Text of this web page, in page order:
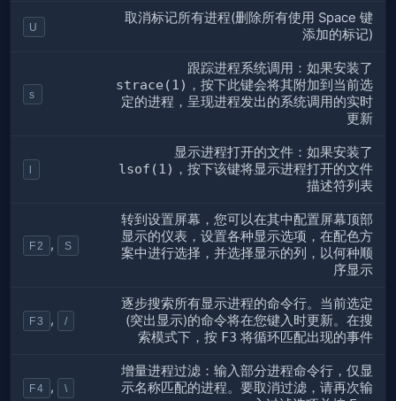
U
取消标记所有进程(删除所有使用 Space 键
添加的标记)
s
跟踪进程系统调用：如果安装了
strace(1) ，按下此键会将其附加到当前选
定的进程，呈现进程发出的系统调用的实时
更新
l
显示进程打开的文件：如果安装了
lsof(1) ，按下该键将显示进程打开的文件
描述符列表
F2 , S
转到设置屏幕，您可以在其中配置屏幕顶部
显示的仪表，设置各种显示选项，在配色方
案中进行选择，并选择显示的列，以何种顺
序显示
F3 , /
逐步搜索所有显示进程的命令行。当前选定
(突出显示)的命令将在您键入时更新。在搜
索模式下，按 F3 将循环匹配出现的事件
F4 , \
增量进程过滤：输入部分进程命令行，仅显
示名称匹配的进程。要取消过滤，请再次输